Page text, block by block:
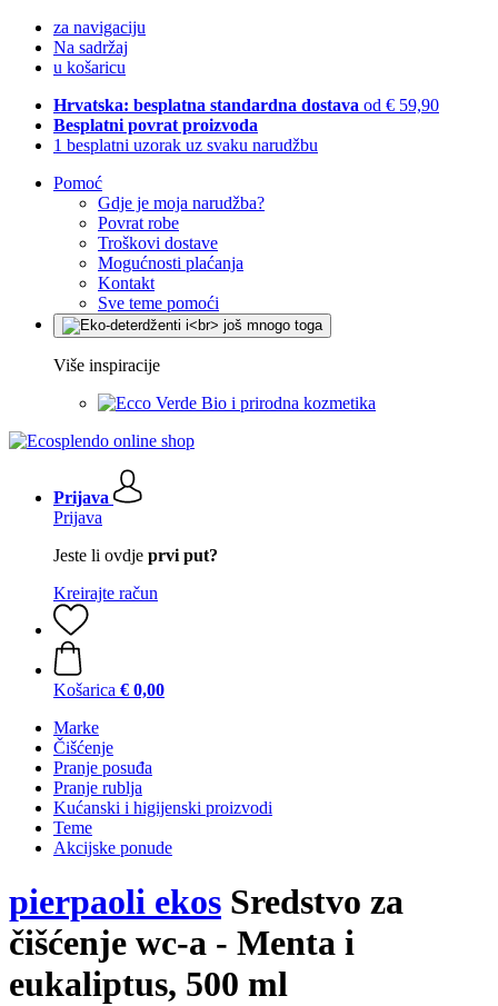
za navigaciju
Na sadržaj
u košaricu
Hrvatska: besplatna standardna dostava od € 59,90
Besplatni povrat proizvoda
1 besplatni uzorak uz svaku narudžbu
Pomoć
Gdje je moja narudžba?
Povrat robe
Troškovi dostave
Mogućnosti plaćanja
Kontakt
Sve teme pomoći
Više inspiracije
Bio i prirodna kozmetika
Prijava
Prijava
Jeste li ovdje prvi put?
Kreirajte račun
Košarica € 0,00
Marke
Čišćenje
Pranje posuđa
Pranje rublja
Kućanski i higijenski proizvodi
Teme
Akcijske ponude
pierpaoli ekos Sredstvo za
čišćenje wc-a - Menta i
eukaliptus, 500 ml